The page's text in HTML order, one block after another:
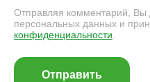
Отправляя комментарий, Вы
персональных данных и
конфиденциальности.
Отправить